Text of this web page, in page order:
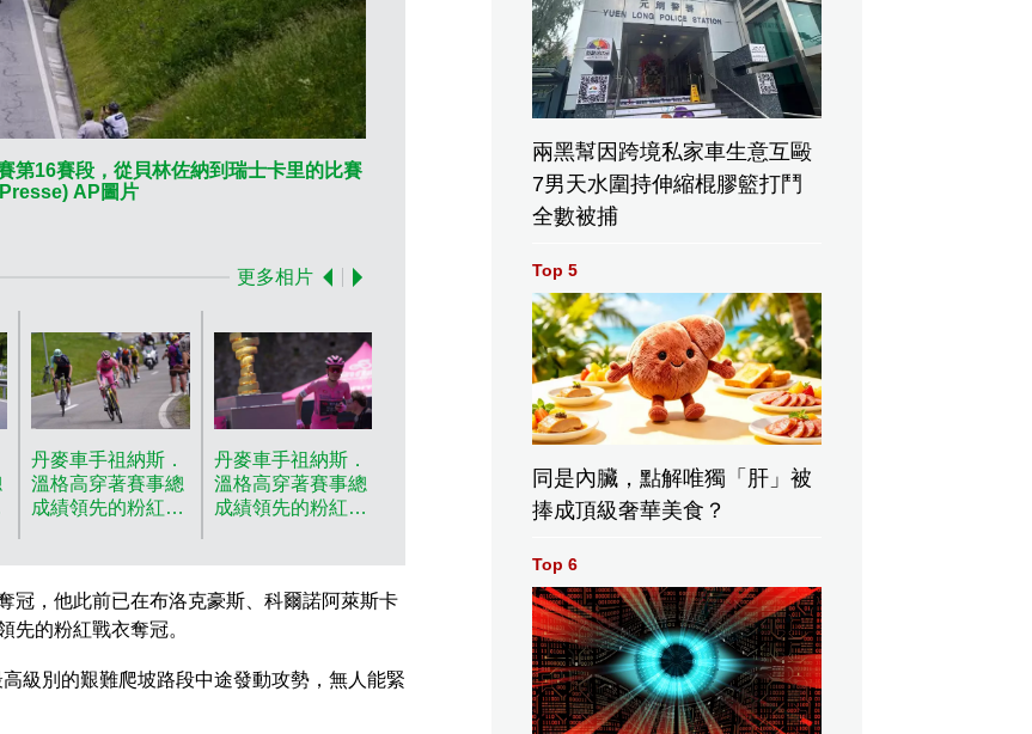
第16賽段，從貝林佐納到瑞士卡里的比賽
AP圖片
丹麥車手祖納斯．溫格高穿著賽事總成績領先的粉紅戰衣，在2026年5月26日
二，環意單車賽第16賽段，從貝林佐納到瑞士卡里的比賽中，於車群中騎行
聯社圖片/Fabio Ferrari/LaPresse) AP圖片
更多相片
丹麥車手祖納斯．
溫格高穿著賽事總
成績領先的粉紅戰
貝林佐納到瑞士卡
里的比賽中，衝線
片/Fabio
丹麥車手祖納斯．
溫格高穿著賽事總
成績領先的粉紅戰
貝林佐納到瑞士卡
社圖
丹麥車手祖納斯·
溫格高穿著總成績
領先的粉紅戰衣，
慶祝在2026年5月
意單車賽第16賽段
（從貝林佐納到瑞
Paolone/LaPresse)
丹麥車手祖納斯·
溫格高穿著總成績
領先的粉紅戰衣，
慶祝在2026年5月
意單車賽第16賽段
（從貝林佐納到瑞
Paolone/LaPresse)
AP圖片
丹麥車手祖納斯·
溫格高穿著總成績
領先的粉紅戰衣，
在2026年5月26日
車賽第16賽段（從
AP圖片
冠，他此前已在布洛克豪斯、科爾諾阿萊斯卡
先的粉紅戰衣奪冠。
級別的艱難爬坡路段中途發動攻勢，無人能緊
兩黑幫因跨境私家車生意互毆
7男天水圍持伸縮棍膠籃打鬥
全數被捕
Top 5
同是內臟，點解唯獨「肝」被
捧成頂級奢華美食？
Top 6